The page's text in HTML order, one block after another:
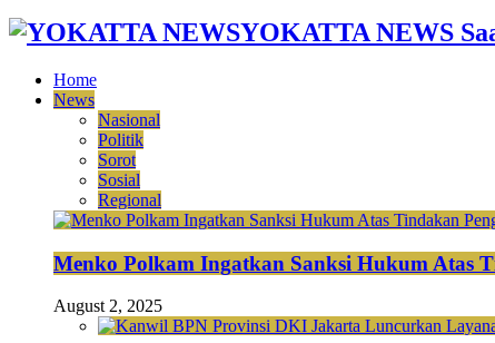
YOKATTA NEWS
Home
News
Nasional
Politik
Sorot
Sosial
Regional
Menko Polkam Ingatkan Sanksi Hukum Atas
August 2, 2025